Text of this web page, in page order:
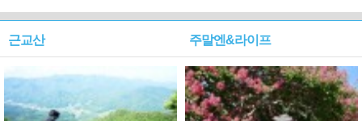
근교산 주말엔&라이프